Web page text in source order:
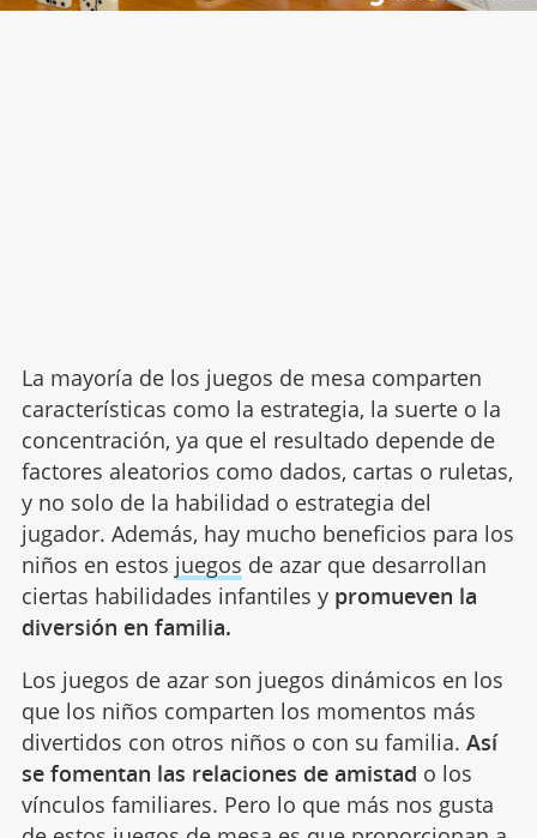
La mayoría de los juegos de mesa comparten
características como la estrategia, la suerte o la
concentración, ya que el resultado depende de
factores aleatorios como dados, cartas o ruletas,
y no solo de la habilidad o estrategia del
jugador. Además, hay mucho beneficios para los
niños en estos juegos de azar que desarrollan
ciertas habilidades infantiles y promueven la
diversión en familia.
Los juegos de azar son juegos dinámicos en los
que los niños comparten los momentos más
divertidos con otros niños o con su familia. Así
se fomentan las relaciones de amistad o los
vínculos familiares. Pero lo que más nos gusta